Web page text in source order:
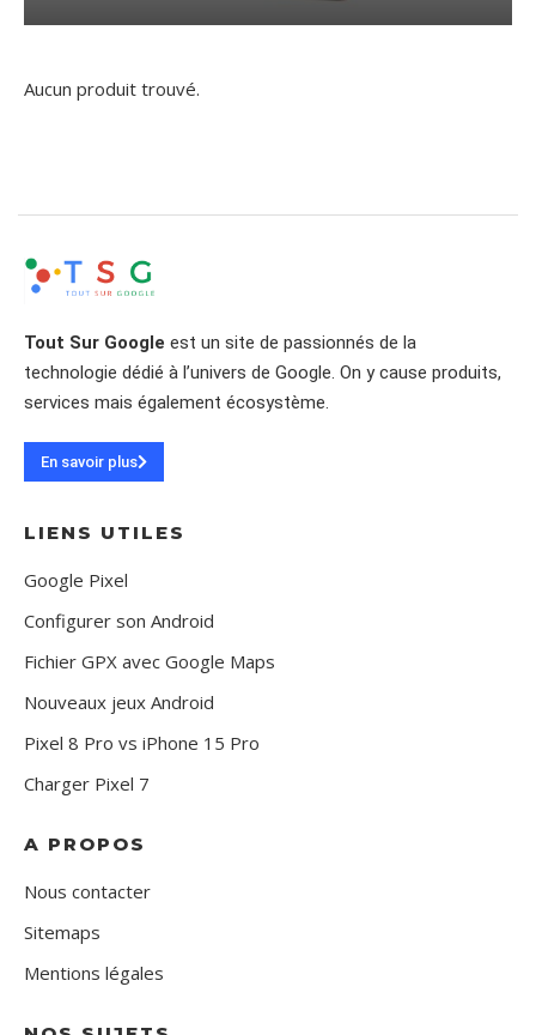
Aucun produit trouvé.
Tout Sur Google est un site de passionnés de la
technologie dédié à l’univers de Google. On y cause produits,
services mais également écosystème.
En savoir plus
LIENS UTILES
Google Pixel
Configurer son Android
Fichier GPX avec Google Maps
Nouveaux jeux Android
Pixel 8 Pro vs iPhone 15 Pro
Charger Pixel 7
A PROPOS
Nous contacter
Sitemaps
Mentions légales